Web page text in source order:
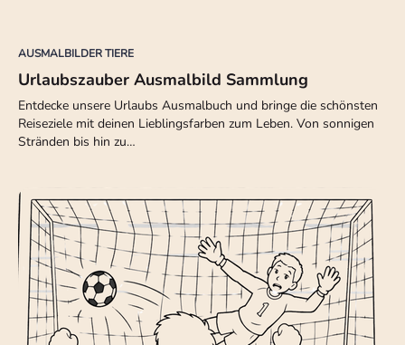
AUSMALBILDER TIERE
Urlaubszauber Ausmalbild Sammlung
Entdecke unsere Urlaubs Ausmalbuch und bringe die schönsten
Reiseziele mit deinen Lieblingsfarben zum Leben. Von sonnigen
Stränden bis hin zu…